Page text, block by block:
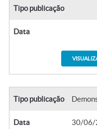
Tipo publicação
Data
Tipo publicação
Data 30/06/